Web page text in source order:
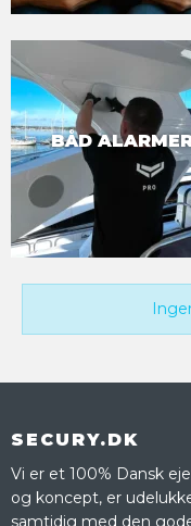
BÅD
SECURY.DK
Vi er et 100% Dansk
og koncept, er
samtidig med den